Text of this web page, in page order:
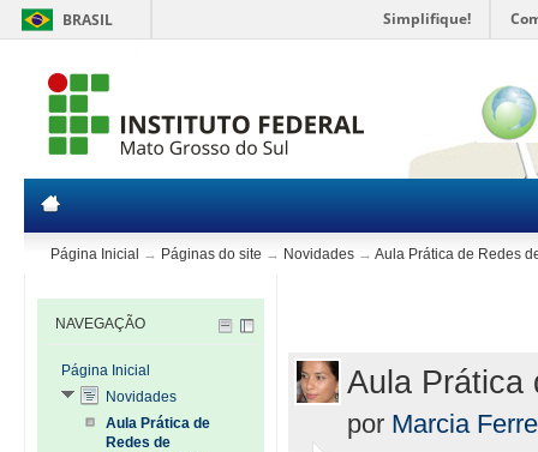
BRASIL Simplifique!
Página Inicial → Páginas do site → Novidades → Aula Prática de Redes
Aula Prática
por Marcia
NAVEGAÇÃO
Página Inicial
Novidades
Aula Prática de
Redes de